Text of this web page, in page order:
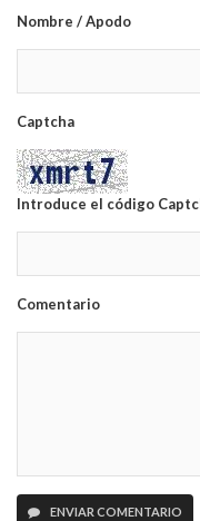
Nombre / Apodo
Captcha
Introduce el código
Comentario
ENVIAR COMENTARIO